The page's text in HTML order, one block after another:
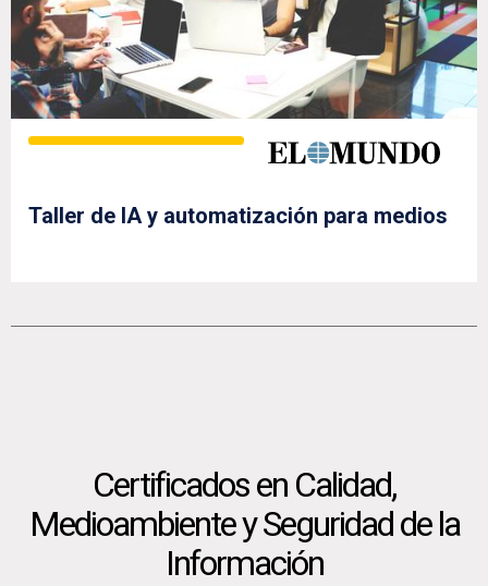
Taller de IA y automatización para medios
Certificados en Calidad,
Medioambiente y Seguridad de la
Información